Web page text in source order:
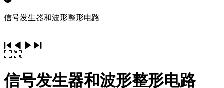
信号发生器和波形整形电路
信号发生器和波形整形电路